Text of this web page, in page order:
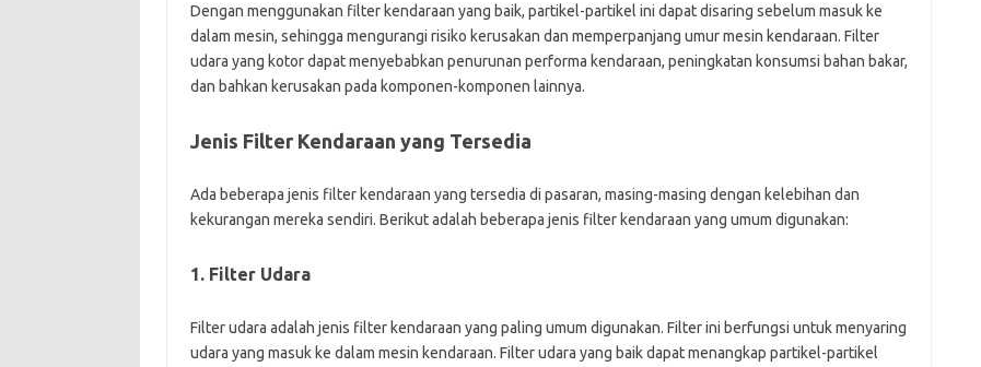
Dengan menggunakan filter kendaraan yang baik, partikel-partikel ini dapat disaring sebelum masuk ke
dalam mesin, sehingga mengurangi risiko kerusakan dan memperpanjang umur mesin kendaraan. Filter
udara yang kotor dapat menyebabkan penurunan performa kendaraan, peningkatan konsumsi bahan bakar,
dan bahkan kerusakan pada komponen-komponen lainnya.
Jenis Filter Kendaraan yang Tersedia
Ada beberapa jenis filter kendaraan yang tersedia di pasaran, masing-masing dengan kelebihan dan
kekurangan mereka sendiri. Berikut adalah beberapa jenis filter kendaraan yang umum digunakan:
1. Filter Udara
Filter udara adalah jenis filter kendaraan yang paling umum digunakan. Filter ini berfungsi untuk menyaring
udara yang masuk ke dalam mesin kendaraan. Filter udara yang baik dapat menangkap partikel-partikel